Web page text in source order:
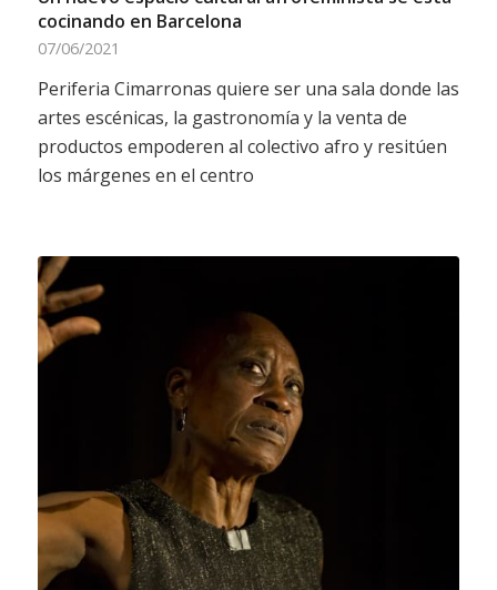
cocinando en Barcelona
07/06/2021
Periferia Cimarronas quiere ser una sala donde las
artes escénicas, la gastronomía y la venta de
productos empoderen al colectivo afro y resitúen
los márgenes en el centro